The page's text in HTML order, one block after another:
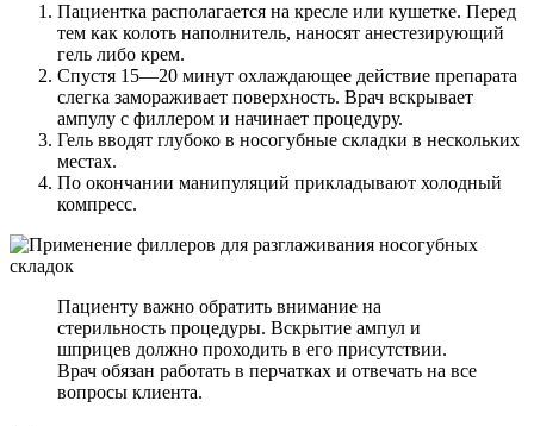
Пациентка располагается на кресле или кушетке. Перед
тем как колоть наполнитель, наносят анестезирующий
гель либо крем.
Спустя 15—20 минут охлаждающее действие препарата
слегка замораживает поверхность. Врач вскрывает
ампулу с филлером и начинает процедуру.
Гель вводят глубоко в носогубные складки в нескольких
местах.
По окончании манипуляций прикладывают холодный
компресс.
Пациенту важно обратить внимание на
стерильность процедуры. Вскрытие ампул и
шприцев должно проходить в его присутствии.
Врач обязан работать в перчатках и отвечать на все
вопросы клиента.